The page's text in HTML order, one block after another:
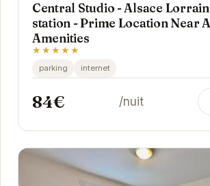
Central Studio - Alsace
station - Prime Location Near
Amenities
★★★★★
parking internet
84€ /nuit